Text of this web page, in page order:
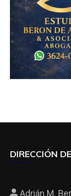
DIRECCIÓN
Adrián M.